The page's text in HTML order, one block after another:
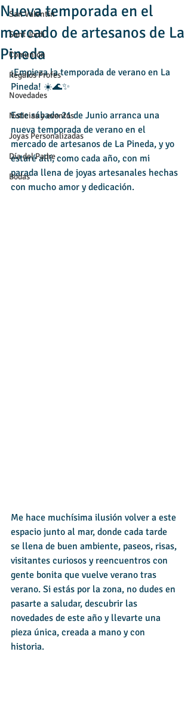
San Valentín
Sant Jordi
Comunión
Regalos Profes
Novedades
Noticias y eventos
Joyas Personalizadas
Día del Padre
Bodas
Nueva temporada en el
mercado de artesanos de La
Pineda
¡Empieza la temporada de verano en La
Pineda! ☀️🌊✨
Este sábado 21 de Junio arranca una
nueva temporada de verano en el
mercado de artesanos de La Pineda, y yo
estaré allí, como cada año, con mi
parada llena de joyas artesanales hechas
con mucho amor y dedicación.
Me hace muchísima ilusión volver a este
espacio junto al mar, donde cada tarde
se llena de buen ambiente, paseos, risas,
visitantes curiosos y reencuentros con
gente bonita que vuelve verano tras
verano. Si estás por la zona, no dudes en
pasarte a saludar, descubrir las
novedades de este año y llevarte una
pieza única, creada a mano y con
historia.